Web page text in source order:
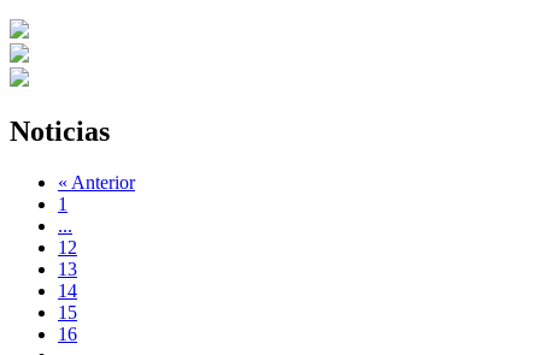
Noticias
« Anterior
1
...
12
13
14
15
16